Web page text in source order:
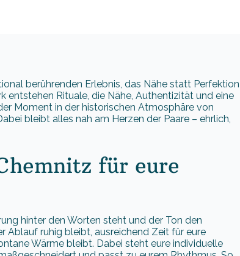
berührenden Erlebnis, das Nähe statt Perfektion
Rituale, die Nähe, Authentizität und eine
Moment in der historischen Atmosphäre von
bleibt alles nah am Herzen der Paare – ehrlich,
für eure
hinter den Worten steht und der Ton den
Ablauf ruhig bleibt, ausreichend Zeit für eure
Wärme bleibt. Dabei steht eure individuelle